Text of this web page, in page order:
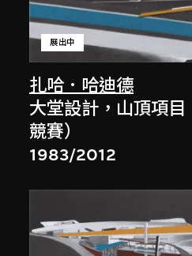
扎哈．哈迪德
展出中
大堂設計，山頂項
競賽）
1983/2012